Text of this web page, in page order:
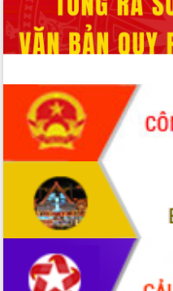
Ngành cá ngừ Đắk Lắk chủ động thích
ứng để giữ vững thị trường xuất khẩu
Diễn đàn Kinh tế tư nhân Việt Nam đột
Đề án 06 tạo bước ngoặt đột phá trong
cải cách hành chính tỉnh Đắk Lắk
Kết nối tour, đẩy mạnh chuyển đổi số
để phát triển du lịch Đắk Lắk
Khởi động Dự án Đầu tư xây dựng hạ
tầng kỹ thuật Cụm công nghiệp Tân
Gặp mặt các cơ quan báo chí nhân Kỷ
niệm 101 năm Ngày Báo chí Cách
mạng Việt Nam
Đắk Lắk sơ kết 4 năm triển khai thực
hiện Đề án 06 của Chính phủ